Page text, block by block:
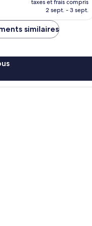
prix
taxes et frais compris
2 sept. - 3 sept.
similaires